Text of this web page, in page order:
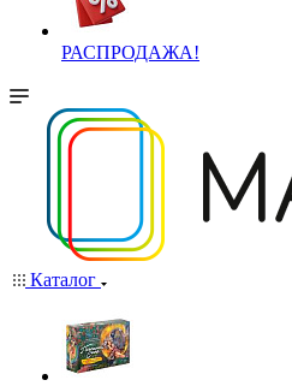
РАСПРОДАЖА!
Каталог